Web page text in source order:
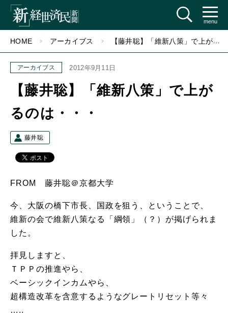
menu
HOME アーカイブス 【藤井聡】「維新八策」で上がるのは・・・
アーカイブス 2012年9月11日
【藤井聡】「維新八策」で上が
るのは・・・
藤井聡
FROM 藤井聡＠京都大学
今、大阪の橋下市長、国政を狙う、ということで、
維新の会で維新八策なる「綱領」（？）が掲げられま
した。
拝見しますと、
ＴＰＰの推進やら、
ベーシックインカムやら、
超構造改革を含意するようなグレートリセット等々
…..